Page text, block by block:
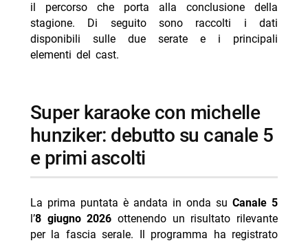
formula di successo
-- Scopri di più da Jump the shark
-- RispondiAnnulla risposta
- My Sweet Lie anticipazioni 10-14 agosto 2026
- La Promessa puntata 8 agosto 2026: trama e
anticipazioni
- Cash or Trash oggi Nove 8 agosto puntata
- Ritorno al futuro stasera Italia 1 8 agosto trama
il percorso che porta alla conclusione della
stagione. Di seguito sono raccolti i dati
disponibili sulle due serate e i principali
elementi del cast.
super karaoke con michelle
hunziker: debutto su canale 5
e primi ascolti
La prima puntata è andata in onda suCanale 5
l’8 giugno 2026 ottenendo un risultato rilevante
per la fascia serale. Il programma ha registrato